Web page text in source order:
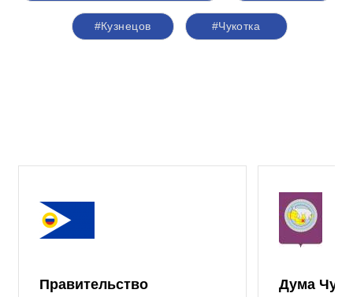
#Кузнецов #Чукотка
Правительство
Дума